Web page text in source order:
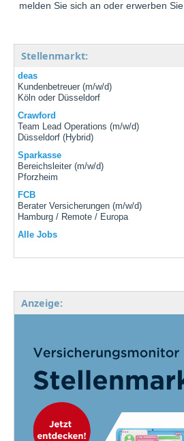
melden Sie sich an oder erwerben Sie
Stellenmarkt:
deas
Kundenbetreuer (m/w/d)
Köln oder Düsseldorf
Crawford
Team Lead Operations (m/w/d)
Düsseldorf (Hybrid)
Sparkasse
Bereichsleiter (m/w/d)
Pforzheim
FCB
Berater Versicherungen (m/w/d)
Hamburg / Remote / Europa
Alle Jobs
Anzeige: